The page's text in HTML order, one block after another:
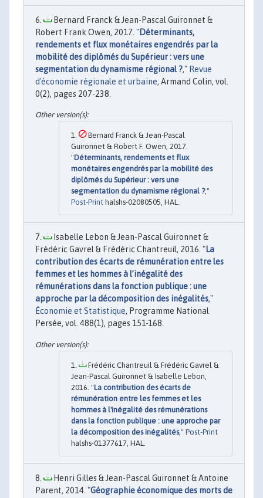
Bernard Franck & Jean-Pascal Guironnet &
Robert Frank Owen, 2017. "Déterminants,
rendements et flux monétaires engendrés par la
mobilité des diplômés du Supérieur : vers une
segmentation du dynamisme régional ?," Revue
d'économie régionale et urbaine, Armand Colin, vol.
0(2), pages 207-238.
Bernard Franck & Jean-Pascal
Guironnet & Robert F. Owen, 2017.
"Déterminants, rendements et flux
monétaires engendrés par la mobilité des
diplômés du Supérieur : vers une
segmentation du dynamisme régional ?,"
Post-Print halshs-02080505, HAL.
Isabelle Lebon & Jean-Pascal Guironnet &
Frédéric Gavrel & Frédéric Chantreuil, 2016. "La
contribution des écarts de rémunération entre les
femmes et les hommes à l’inégalité des
rémunérations dans la fonction publique : une
approche par la décomposition des inégalités,"
Économie et Statistique, Programme National
Persée, vol. 488(1), pages 151-168.
Frédéric Chantreuil & Frédéric Gavrel &
Jean-Pascal Guironnet & Isabelle Lebon,
2016. "La contribution des écarts de
rémunération entre les femmes et les
hommes à l'inégalité des rémunérations
dans la fonction publique : une approche par
la décomposition des inégalités," Post-Print
halshs-01377617, HAL.
Henri Gilles & Jean-Pascal Guironnet & Antoine
Parent, 2014. "Géographie économique des morts de